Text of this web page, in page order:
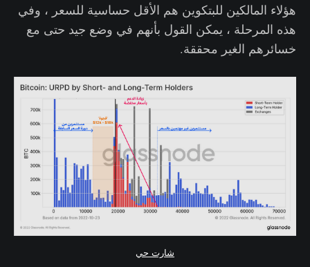
هؤلاء المالكين للبتكوين هم الأقل حساسية للسعر ، وفي
هذه المرحلة ، يمكن القول بأنهم في وضع جيد حتى مع
خسائرهم الغير محققة.
شارت حي